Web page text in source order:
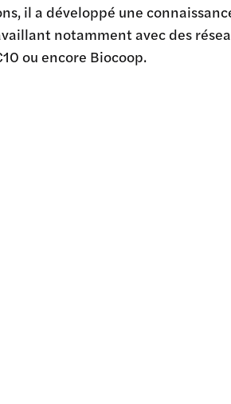
il a développé une
notamment avec des
ou encore Biocoop.